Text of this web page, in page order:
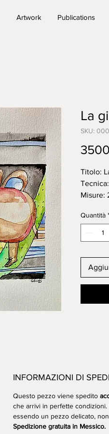
Artwork Publications
La
SKU:
Titolo:
Misure:
NON
300 g,
Quantità *
INFORMAZIONI DI
Questo pezzo viene spedito
che arrivi in perfette
essendo un pezzo delicato,
Spedizione gratuita in Messico.